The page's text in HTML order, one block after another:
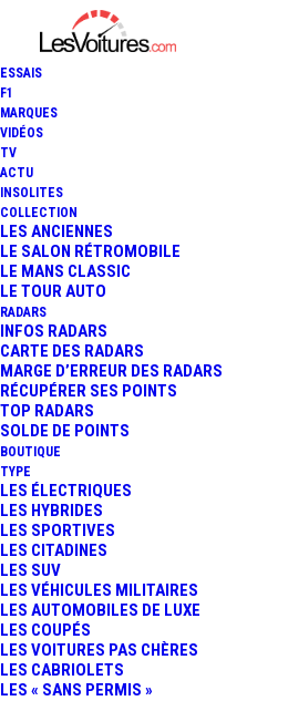
ESSAIS
F1
MARQUES
VIDÉOS
TV
ACTU
INSOLITES
COLLECTION
LES ANCIENNES
LE SALON RÉTROMOBILE
LE MANS CLASSIC
LE TOUR AUTO
RADARS
INFOS RADARS
CARTE DES RADARS
MARGE D’ERREUR DES RADARS
RÉCUPÉRER SES POINTS
TOP RADARS
SOLDE DE POINTS
BOUTIQUE
TYPE
LES ÉLECTRIQUES
LES HYBRIDES
LES SPORTIVES
LES CITADINES
LES SUV
LES VÉHICULES MILITAIRES
LES AUTOMOBILES DE LUXE
LES COUPÉS
LES VOITURES PAS CHÈRES
LES CABRIOLETS
LES « SANS PERMIS »
LIGHTYEAR ONE
VOITURE À